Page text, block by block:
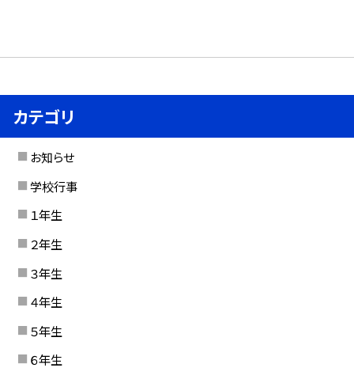
カテゴリ
お知らせ
学校行事
１年生
２年生
３年生
４年生
５年生
６年生